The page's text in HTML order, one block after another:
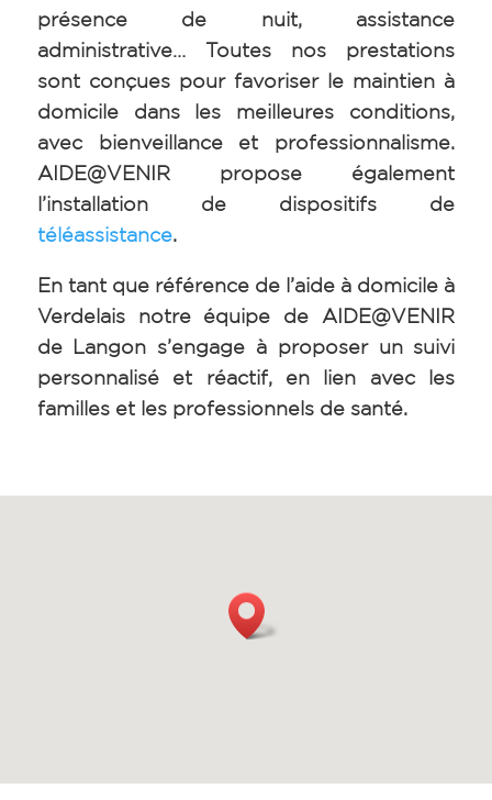
présence de nuit, assistance
administrative… Toutes nos prestations
sont conçues pour favoriser le maintien à
domicile dans les meilleures conditions,
avec bienveillance et professionnalisme.
AIDE@VENIR propose également
l’installation de dispositifs de
téléassistance.
En tant que référence de l’aide à domicile à
Verdelais notre équipe de AIDE@VENIR
de Langon s’engage à proposer un suivi
personnalisé et réactif, en lien avec les
familles et les professionnels de santé.